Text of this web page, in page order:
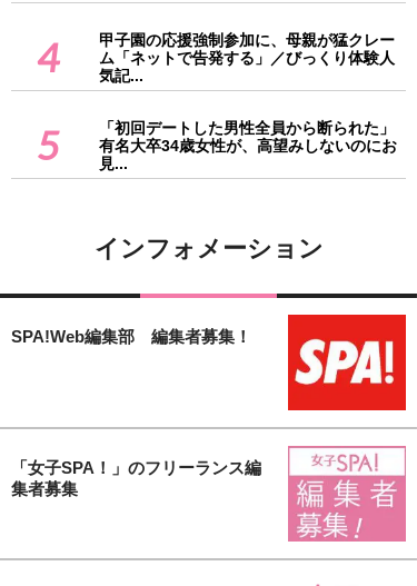
4
甲子園の応援強制参加に、母親が猛クレー
ム「ネットで告発する」／びっくり体験人
気記...
5
「初回デートした男性全員から断られた」
有名大卒34歳女性が、高望みしないのにお
見...
インフォメーション
SPA!Web編集部 編集者募集！
「女子SPA！」のフリーランス編
集者募集